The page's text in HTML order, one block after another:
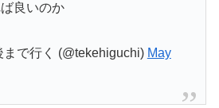
良いのか
で行く (@tekehiguchi) May